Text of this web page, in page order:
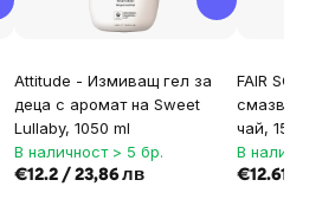
Attitude - Измиващ гел за
деца с аромат на Sweet
Lullaby, 1050 ml
В наличност > 5 бр.
€12.2 / 23,86 лв
FAIR
смазване
чай, 150
В
€12.61 /